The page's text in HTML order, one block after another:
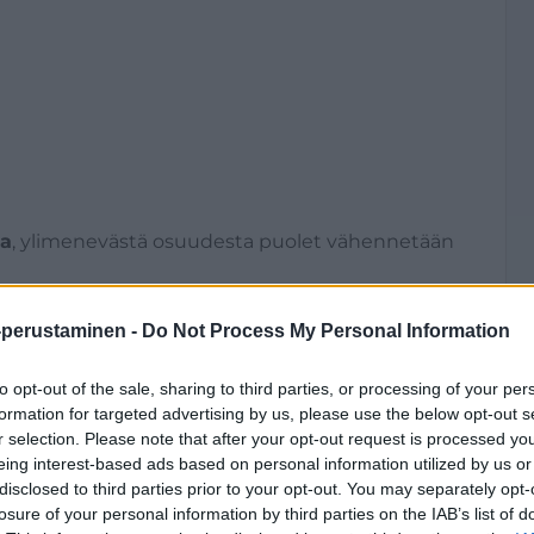
- Do Not Process My Personal Information
opt-out of the sale, sharing to third parties, or processing of your
for targeted advertising by us, please use the below opt-out
selection. Please note that after your opt-out request is processed
interest-based ads based on personal information utilized by us
to third parties prior to your opt-out. You may separately
of your personal information by third parties on the IAB’s list of
, ylimenevästä osuudesta puolet vähennetään
Ylitys on 200 euroa, josta puolet eli 100 euroa
kuukaudessa normaalin 800 euron sijaan.
eivät kuulu tarveharkinnan piiriin. Jos
päivärahan kautta, aivan kuten